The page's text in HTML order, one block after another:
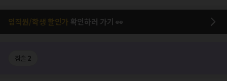
임직원/학생 할인가 확인하러 가기 👀
침술 2